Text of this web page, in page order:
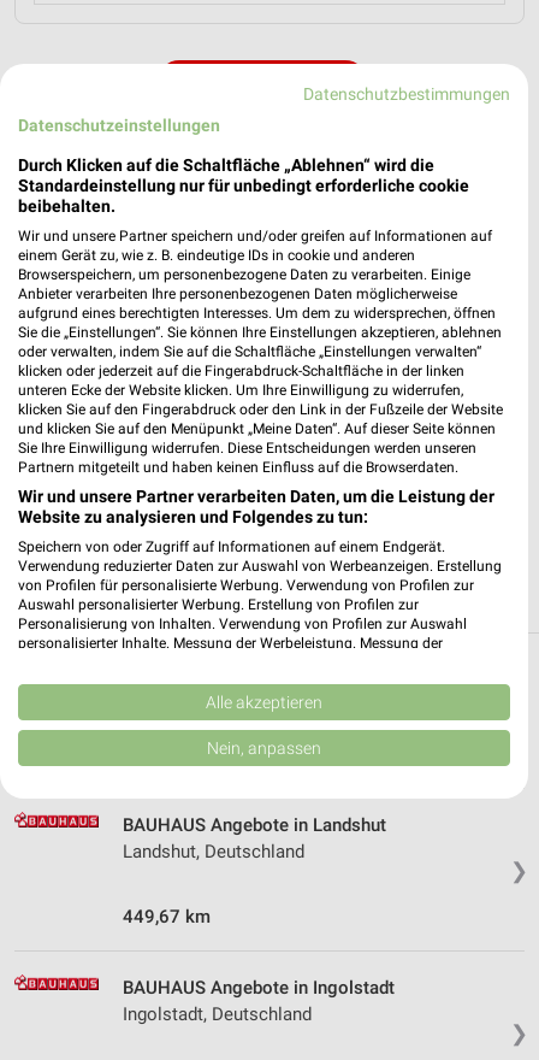
weekli - Prospekte & Angebote App
Alle BAUHAUS Angebote immer griffbereit – mit der
kostenlosen weekli App für iOS & Android.
✔Standortgenaue Angebote
✔Folge deinem Lieblingshändler
✔Push-Benachrichtigungen bei neuen Prospekten
✔Einkaufsliste - Einkauf stressfrei planen
JETZT LADEN UND SPAREN!
Weitere BAUHAUS Geschäfte mit
Angeboten in und um Regensburg
2 Geschäfte und Orte
❯
BAUHAUS Angebote in Landshut
Landshut, Deutschland
449,67 km
❯
BAUHAUS Angebote in Ingolstadt
Ingolstadt, Deutschland
Datenschutzbestimmungen
Datenschutzeinstellungen
Durch Klicken auf die Schaltfläche „Ablehnen“ wird die
Standardeinstellung nur für unbedingt erforderliche cookie
beibehalten.
Wir und unsere Partner speichern und/oder greifen auf Informationen auf
einem Gerät zu, wie z. B. eindeutige IDs in cookie und anderen
Browserspeichern, um personenbezogene Daten zu verarbeiten. Einige
Anbieter verarbeiten Ihre personenbezogenen Daten möglicherweise
aufgrund eines berechtigten Interesses. Um dem zu widersprechen, öffnen
Sie die „Einstellungen“. Sie können Ihre Einstellungen akzeptieren, ablehnen
oder verwalten, indem Sie auf die Schaltfläche „Einstellungen verwalten“
klicken oder jederzeit auf die Fingerabdruck-Schaltfläche in der linken
unteren Ecke der Website klicken. Um Ihre Einwilligung zu widerrufen,
klicken Sie auf den Fingerabdruck oder den Link in der Fußzeile der Website
und klicken Sie auf den Menüpunkt „Meine Daten“. Auf dieser Seite können
Sie Ihre Einwilligung widerrufen. Diese Entscheidungen werden unseren
Partnern mitgeteilt und haben keinen Einfluss auf die Browserdaten.
Wir und unsere Partner verarbeiten Daten, um die Leistung der
Website zu analysieren und Folgendes zu tun:
Speichern von oder Zugriff auf Informationen auf einem Endgerät.
Verwendung reduzierter Daten zur Auswahl von Werbeanzeigen. Erstellung
von Profilen für personalisierte Werbung. Verwendung von Profilen zur
Auswahl personalisierter Werbung. Erstellung von Profilen zur
Personalisierung von Inhalten. Verwendung von Profilen zur Auswahl
personalisierter Inhalte. Messung der Werbeleistung. Messung der
Kombinationen von Daten aus verschiedenen Quellen. Entwicklung und
Verbesserung der Angebote. Verwendung reduzierter Daten zur Auswahl
von Inhalten.
Daten können außerhalb der Europäischen Union weitergegeben und in die
USA gesendet werden.
Website/App.
Partnerliste anzeigen (1 IAB-Anbieter)
Verwendung reduzierter Daten zur Auswahl von
Werbeanzeigen
Alle akzeptieren
Nein, anpassen